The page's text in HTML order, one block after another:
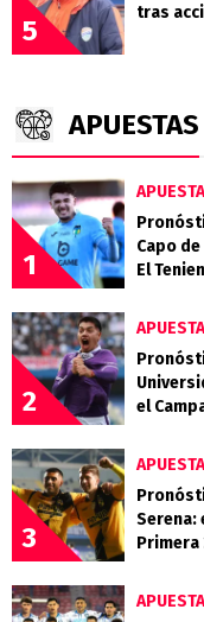
5
tras
APUESTAS
1
Capo
El
2
el
3
Serena:
Primera